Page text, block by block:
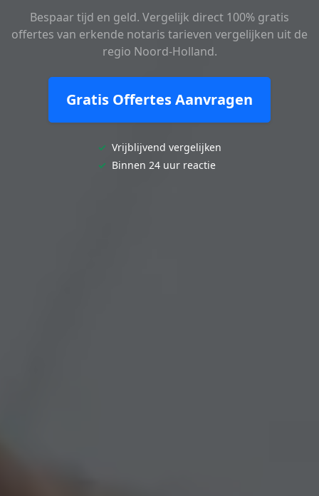
Bespaar tijd en geld. Vergelijk direct 100% gratis
offertes van erkende notaris tarieven vergelijken uit de
regio Noord-Holland.
Gratis Offertes Aanvragen
✓ Vrijblijvend vergelijken
✓ Binnen 24 uur reactie